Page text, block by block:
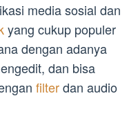
media sosial dan
yang cukup populer
dengan adanya
dan bisa
filterdan audio